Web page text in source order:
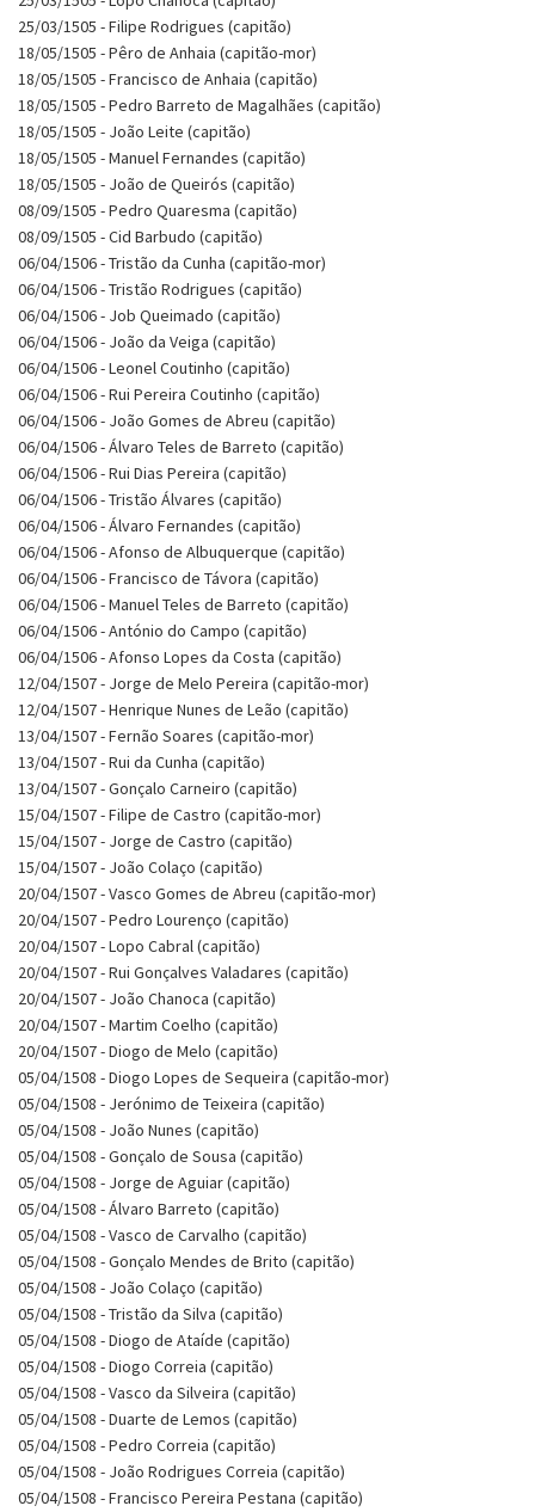
25/03/1505 - Filipe Rodrigues (capitão)
18/05/1505 - Pêro de Anhaia (capitão-mor)
18/05/1505 - Francisco de Anhaia (capitão)
18/05/1505 - Pedro Barreto de Magalhães (capitão)
18/05/1505 - João Leite (capitão)
18/05/1505 - Manuel Fernandes (capitão)
18/05/1505 - João de Queirós (capitão)
08/09/1505 - Pedro Quaresma (capitão)
08/09/1505 - Cid Barbudo (capitão)
06/04/1506 - Tristão da Cunha (capitão-mor)
06/04/1506 - Tristão Rodrigues (capitão)
06/04/1506 - Job Queimado (capitão)
06/04/1506 - João da Veiga (capitão)
06/04/1506 - Leonel Coutinho (capitão)
06/04/1506 - Rui Pereira Coutinho (capitão)
06/04/1506 - João Gomes de Abreu (capitão)
06/04/1506 - Álvaro Teles de Barreto (capitão)
06/04/1506 - Rui Dias Pereira (capitão)
06/04/1506 - Tristão Álvares (capitão)
06/04/1506 - Álvaro Fernandes (capitão)
06/04/1506 - Afonso de Albuquerque (capitão)
06/04/1506 - Francisco de Távora (capitão)
06/04/1506 - Manuel Teles de Barreto (capitão)
06/04/1506 - António do Campo (capitão)
06/04/1506 - Afonso Lopes da Costa (capitão)
12/04/1507 - Jorge de Melo Pereira (capitão-mor)
12/04/1507 - Henrique Nunes de Leão (capitão)
13/04/1507 - Fernão Soares (capitão-mor)
13/04/1507 - Rui da Cunha (capitão)
13/04/1507 - Gonçalo Carneiro (capitão)
15/04/1507 - Filipe de Castro (capitão-mor)
15/04/1507 - Jorge de Castro (capitão)
15/04/1507 - João Colaço (capitão)
20/04/1507 - Vasco Gomes de Abreu (capitão-mor)
20/04/1507 - Pedro Lourenço (capitão)
20/04/1507 - Lopo Cabral (capitão)
20/04/1507 - Rui Gonçalves Valadares (capitão)
20/04/1507 - João Chanoca (capitão)
20/04/1507 - Martim Coelho (capitão)
20/04/1507 - Diogo de Melo (capitão)
05/04/1508 - Diogo Lopes de Sequeira (capitão-mor)
05/04/1508 - Jerónimo de Teixeira (capitão)
05/04/1508 - João Nunes (capitão)
05/04/1508 - Gonçalo de Sousa (capitão)
05/04/1508 - Jorge de Aguiar (capitão)
05/04/1508 - Álvaro Barreto (capitão)
05/04/1508 - Vasco de Carvalho (capitão)
05/04/1508 - Gonçalo Mendes de Brito (capitão)
05/04/1508 - João Colaço (capitão)
05/04/1508 - Tristão da Silva (capitão)
05/04/1508 - Diogo de Ataíde (capitão)
05/04/1508 - Diogo Correia (capitão)
05/04/1508 - Vasco da Silveira (capitão)
05/04/1508 - Duarte de Lemos (capitão)
05/04/1508 - Pedro Correia (capitão)
05/04/1508 - João Rodrigues Correia (capitão)
05/04/1508 - Francisco Pereira Pestana (capitão)